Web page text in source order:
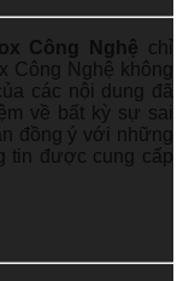
Công Nghệ chỉ
Công Nghệ không
các nội dung đã
về bất kỳ sự sai
đồng ý với những
tin được cung cấp